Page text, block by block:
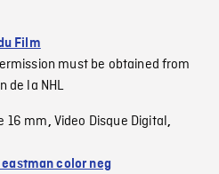
Film
must be obtained from
de la NHL
16 mm, Video Disque Digital,
color neg